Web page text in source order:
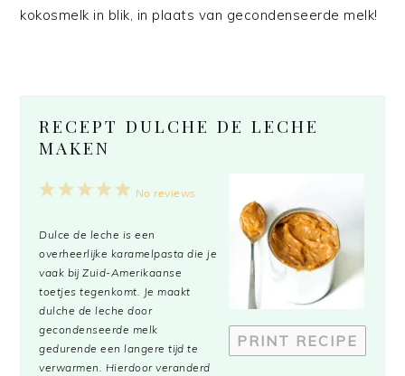
kokosmelk in blik, in plaats van gecondenseerde melk!
RECEPT DULCHE DE LECHE
MAKEN
PRINT RECIPE
5
4
3
2
1
No reviews
Dulce de leche is een
overheerlijke karamelpasta die je
vaak bij Zuid-Amerikaanse
toetjes tegenkomt. Je maakt
dulche de leche door
gecondenseerde melk
gedurende een langere tijd te
verwarmen. Hierdoor veranderd